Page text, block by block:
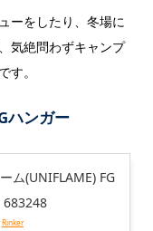
ーをしたり、冬場に
気絶問わずキャンプ
。
ハンガー
ム(UNIFLAME) FG
683248
Rinker